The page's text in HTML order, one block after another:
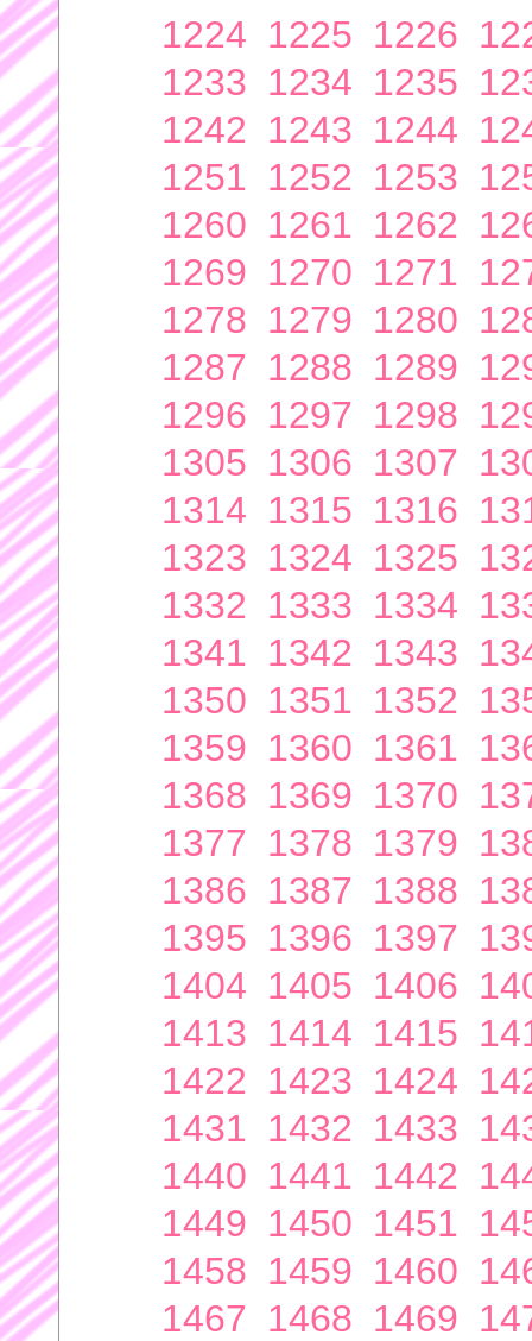
1224 1225 1226
1233 1234 1235
1242 1243 1244
1251 1252 1253
1260 1261 1262
1269 1270 1271
1278 1279 1280
1287 1288 1289
1296 1297 1298
1305 1306 1307
1314 1315 1316
1323 1324 1325
1332 1333 1334
1341 1342 1343
1350 1351 1352
1359 1360 1361
1368 1369 1370
1377 1378 1379
1386 1387 1388
1395 1396 1397
1404 1405 1406
1413 1414 1415
1422 1423 1424
1431 1432 1433
1440 1441 1442
1449 1450 1451
1458 1459 1460
1467 1468 1469